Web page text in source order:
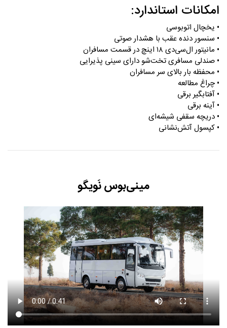
امکانات استاندارد:
• یخچال اتوبوسی
• سنسور دنده عقب با هشدار صوتی
• مانیتور ال‌سی‌دی ۱۸ اینچ در قسمت مسافران
• صندلی مسافری تخت‌شو دارای سینی پذیرایی
• محفظه بار بالای سر مسافران
• چراغ مطالعه
• آفتابگیر برقی
• آينه برقی
• دریچه سقفی شیشه‌ای
• کپسول آتش‌نشانی
مینی‌بوس نَویگو